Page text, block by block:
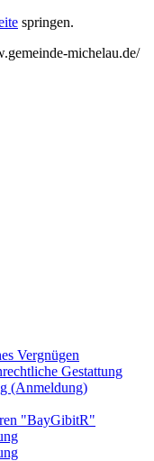
springen.
michelau.de/
Vergnügen
Gestattung
(Anmeldung)
"BayGibitR"